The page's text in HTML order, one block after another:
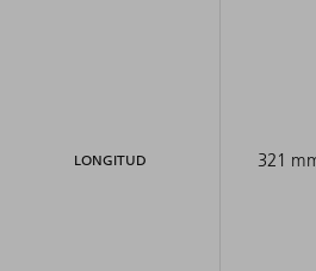
LONGITUD 321